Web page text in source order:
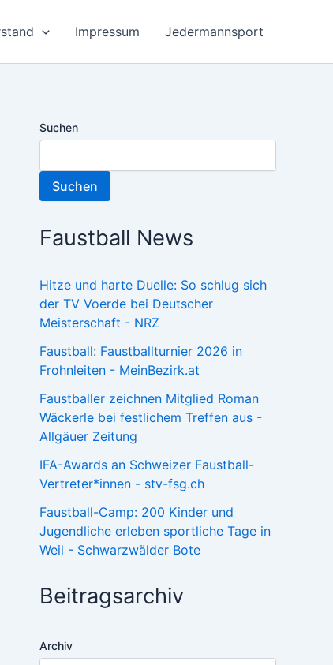
Impressum Jedermannsport
Suchen
Suchen
Faustball News
Hitze und harte Duelle: So schlug sich
der TV Voerde bei Deutscher
Meisterschaft - NRZ
Faustball: Faustballturnier 2026 in
Frohnleiten - MeinBezirk.at
Faustballer zeichnen Mitglied Roman
Wäckerle bei festlichem Treffen aus -
Allgäuer Zeitung
IFA-Awards an Schweizer Faustball-
Vertreter*innen - stv-fsg.ch
Faustball-Camp: 200 Kinder und
Jugendliche erleben sportliche Tage in
Weil - Schwarzwälder Bote
Beitragsarchiv
Archiv